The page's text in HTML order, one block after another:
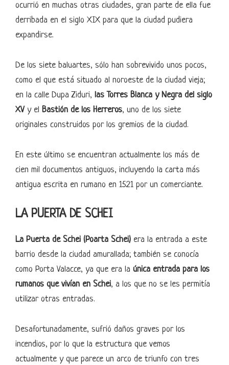
ocurrió en muchas otras ciudades, gran parte de ella fue
derribada en el siglo XIX para que la ciudad pudiera
expandirse.
De los siete baluartes, sólo han sobrevivido unos pocos,
como el que está situado al noroeste de la ciudad vieja;
en la calle Dupa Ziduri, las Torres Blanca y Negra del siglo
XV y el Bastión de los Herreros, uno de los siete
originales construidos por los gremios de la ciudad.
En este último se encuentran actualmente los más de
cien mil documentos antiguos, incluyendo la carta más
antigua escrita en rumano en 1521 por un comerciante.
LA PUERTA DE SCHEI
La Puerta de Schei (Poarta Schei) era la entrada a este
barrio desde la ciudad amurallada; también se conocía
como Porta Valacce, ya que era la única entrada para los
rumanos que vivían en Schei, a los que no se les permitía
utilizar otras entradas.
Desafortunadamente, sufrió daños graves por los
incendios, por lo que la estructura que vemos
actualmente y que parece un arco de triunfo con tres